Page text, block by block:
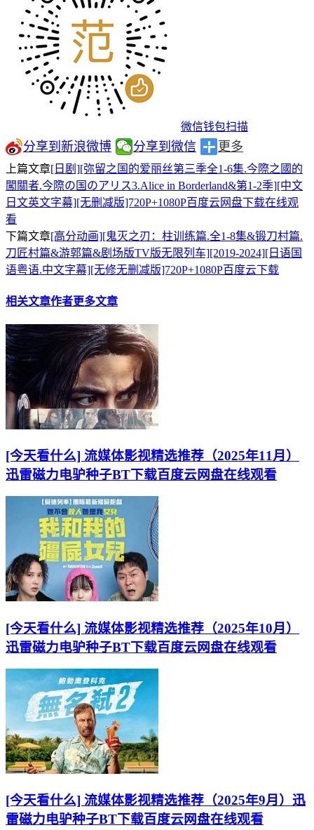
微信钱包扫描
分享到新浪微博 分享到微信 更多
上篇文章[日剧][弥留之国的爱丽丝第三季全1-6集.今際之國的
闖關者.今際の国のアリス3.Alice in Borderland&第1-2季][中文
日文英文字幕][无删减版]720P+1080P百度云网盘下载在线观
看
下篇文章[高分动画][鬼灭之刃：柱训练篇.全1-8集&锻刀村篇.
刀匠村篇&游郭篇&剧场版TV版无限列车][2019-2024][日语国
语粤语.中文字幕][无修无删减版]720P+1080P百度云下载
相关文章作者更多文章
[今天看什么] 流媒体影视精选推荐（2025年11月）
迅雷磁力电驴种子BT下载百度云网盘在线观看
[今天看什么] 流媒体影视精选推荐（2025年10月）
迅雷磁力电驴种子BT下载百度云网盘在线观看
[今天看什么] 流媒体影视精选推荐（2025年9月）迅
雷磁力电驴种子BT下载百度云网盘在线观看